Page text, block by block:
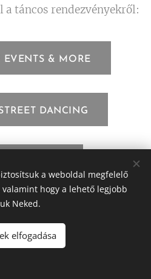
táncos rendezvényekről:
EVENTS & MORE
DANCING
Tánciskola
a weboldal megfelelő
hogy a lehető legjobb
Neked.
elfogadása